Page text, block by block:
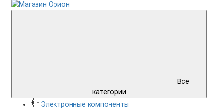
Все
категории
Электронные компоненты